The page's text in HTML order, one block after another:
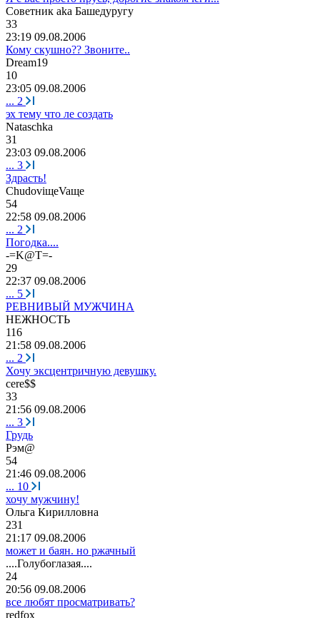
Советник aka Башедуругу
33
23:19 09.08.2006
Кому скушно?? Звоните..
Dream19
10
23:05 09.08.2006
... 2
эх тему что ле создать
Nataschka
31
23:03 09.08.2006
... 3
Здрасть!
ChudoviщeVaщe
54
22:58 09.08.2006
... 2
Погодка....
-=K@T=-
29
22:37 09.08.2006
... 5
РЕВНИВЫЙ МУЖЧИНА
НЕЖНОСТЬ
116
21:58 09.08.2006
... 2
Хочу эксцентричную девушку.
cere$$
33
21:56 09.08.2006
... 3
Грудь
Рэм@
54
21:46 09.08.2006
... 10
хочу мужчину!
Ольга Кирилловна
231
21:17 09.08.2006
может и баян. но ржачный
....Голубоглазая....
24
20:56 09.08.2006
все любят просматривать?
redfox